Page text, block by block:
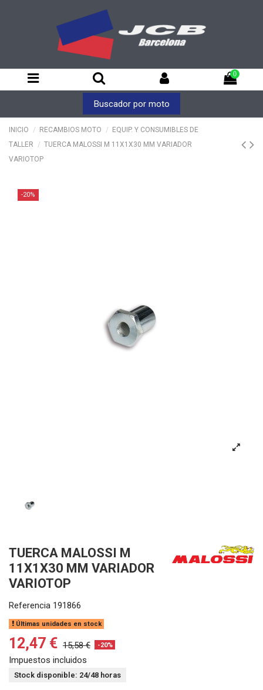
0
Buscador por moto
INICIO RECAMBIOS MOTO
EQUIP. Y CONSUMIBLES DE
TALLER
TUERCA MALOSSI M 11X1X30 MM VARIADOR
VARIOTOP
-20%
TUERCA MALOSSI M
11X1X30 MM VARIADOR
VARIOTOP
Referencia 191866
Últimas unidades en stock
12,47 € 15,58 € -20%
Impuestos incluidos
Stock disponible: 24/48 horas